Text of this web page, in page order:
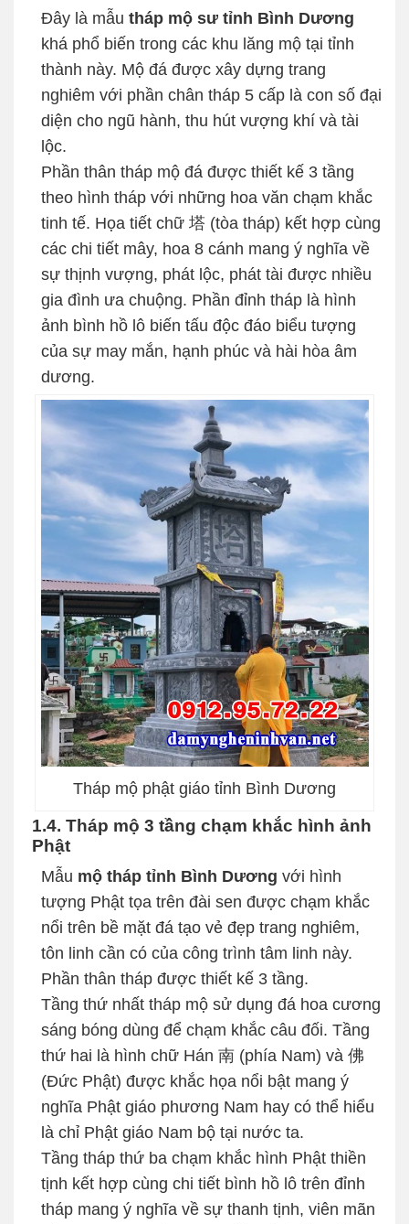
Đây là mẫu tháp mộ sư tỉnh Bình Dương
khá phổ biến trong các khu lăng mộ tại tỉnh
thành này. Mộ đá được xây dựng trang
nghiêm với phần chân tháp 5 cấp là con số đại
diện cho ngũ hành, thu hút vượng khí và tài
lộc.
Phần thân tháp mộ đá được thiết kế 3 tầng
theo hình tháp với những hoa văn chạm khắc
tinh tế. Họa tiết chữ 塔 (tòa tháp) kết hợp cùng
các chi tiết mây, hoa 8 cánh mang ý nghĩa về
sự thịnh vượng, phát lộc, phát tài được nhiều
gia đình ưa chuộng. Phần đỉnh tháp là hình
ảnh bình hồ lô biến tấu độc đáo biểu tượng
của sự may mắn, hạnh phúc và hài hòa âm
dương.
Tháp mộ phật giáo tỉnh Bình Dương
1.4. Tháp mộ 3 tầng chạm khắc hình ảnh
Phật
Mẫu mộ tháp tỉnh Bình Dương với hình
tượng Phật tọa trên đài sen được chạm khắc
nổi trên bề mặt đá tạo vẻ đẹp trang nghiêm,
tôn linh cần có của công trình tâm linh này.
Phần thân tháp được thiết kế 3 tầng.
Tầng thứ nhất tháp mộ sử dụng đá hoa cương
sáng bóng dùng để chạm khắc câu đối. Tầng
thứ hai là hình chữ Hán 南 (phía Nam) và 佛
(Đức Phật) được khắc họa nổi bật mang ý
nghĩa Phật giáo phương Nam hay có thể hiểu
là chỉ Phật giáo Nam bộ tại nước ta.
Tầng tháp thứ ba chạm khắc hình Phật thiền
tịnh kết hợp cùng chi tiết bình hồ lô trên đỉnh
tháp mang ý nghĩa về sự thanh tịnh, viên mãn